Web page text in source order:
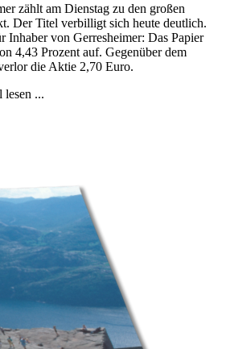
zählt am Dienstag zu den großen
Der Titel verbilligt sich heute deutlich.
Inhaber von Gerresheimer: Das Papier
4,43 Prozent auf. Gegenüber dem
die Aktie 2,70 Euro.
...